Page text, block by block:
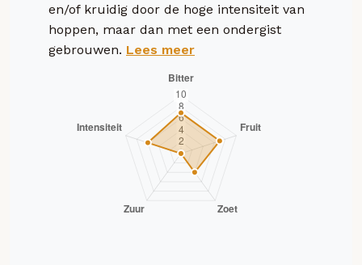
en/of kruidig door de hoge intensiteit van
hoppen, maar dan met een ondergist
gebrouwen. Lees meer